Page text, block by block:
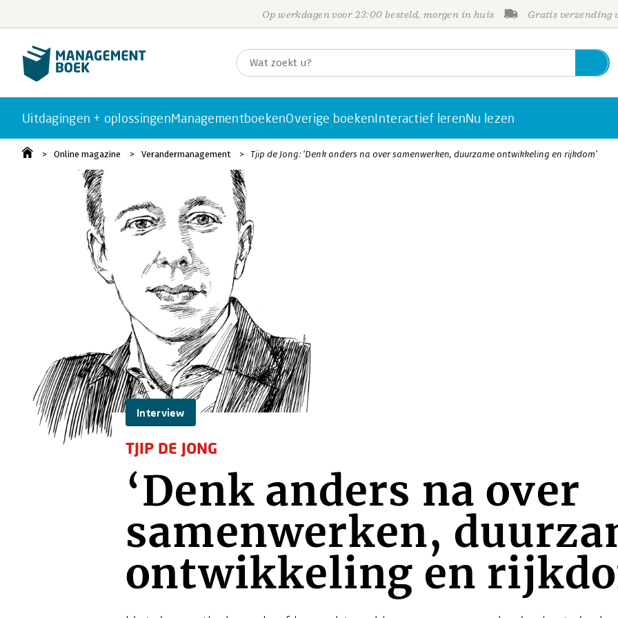
Op werkdagen voor 23:00 besteld, morgen in huis Gratis verzending
Uitdagingen + oplossingenManagementboekenOverige boekenInteractief lerenNu lezen
Online magazine Verandermanagement Tjip de Jong: ‘Denk anders na over samenwerken, duurzame ontwikkeling en rijkdom’
Interview
TJIP DE JONG
‘Denk anders na over
samenwerken,
ontwikkeling en